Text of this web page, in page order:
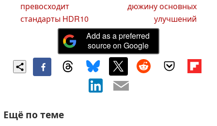
превосходит
стандарты HDR10
дюжину основных
улучшений
Add as a preferred
source on Google
Ещё по теме